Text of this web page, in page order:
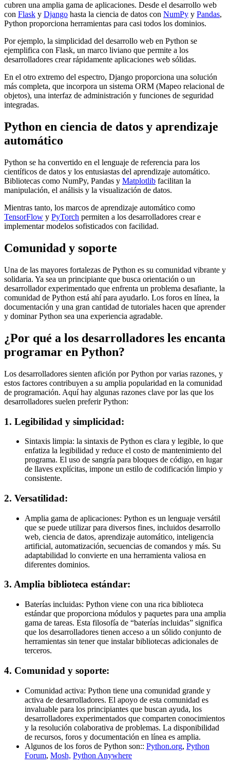
cubren una amplia gama de aplicaciones. Desde el desarrollo web
con Flask y Django hasta la ciencia de datos con NumPy y Pandas,
Python proporciona herramientas para casi todos los dominios.
Por ejemplo, la simplicidad del desarrollo web en Python se
ejemplifica con Flask, un marco liviano que permite a los
desarrolladores crear rápidamente aplicaciones web sólidas.
En el otro extremo del espectro, Django proporciona una solución
más completa, que incorpora un sistema ORM (Mapeo relacional de
objetos), una interfaz de administración y funciones de seguridad
integradas.
Python en ciencia de datos y aprendizaje
automático
Python se ha convertido en el lenguaje de referencia para los
científicos de datos y los entusiastas del aprendizaje automático.
Bibliotecas como NumPy, Pandas y Matplotlib facilitan la
manipulación, el análisis y la visualización de datos.
Mientras tanto, los marcos de aprendizaje automático como
TensorFlow y PyTorch permiten a los desarrolladores crear e
implementar modelos sofisticados con facilidad.
Comunidad y soporte
Una de las mayores fortalezas de Python es su comunidad vibrante y
solidaria. Ya sea un principiante que busca orientación o un
desarrollador experimentado que enfrenta un problema desafiante, la
comunidad de Python está ahí para ayudarlo. Los foros en línea, la
documentación y una gran cantidad de tutoriales hacen que aprender
y dominar Python sea una experiencia agradable.
¿Por qué a los desarrolladores les encanta
programar en Python?
Los desarrolladores sienten afición por Python por varias razones, y
estos factores contribuyen a su amplia popularidad en la comunidad
de programación. Aquí hay algunas razones clave por las que los
desarrolladores suelen preferir Python:
1. Legibilidad y simplicidad:
Sintaxis limpia: la sintaxis de Python es clara y legible, lo que
enfatiza la legibilidad y reduce el costo de mantenimiento del
programa. El uso de sangría para bloques de código, en lugar
de llaves explícitas, impone un estilo de codificación limpio y
consistente.
2. Versatilidad:
Amplia gama de aplicaciones: Python es un lenguaje versátil
que se puede utilizar para diversos fines, incluidos desarrollo
web, ciencia de datos, aprendizaje automático, inteligencia
artificial, automatización, secuencias de comandos y más. Su
adaptabilidad lo convierte en una herramienta valiosa en
diferentes dominios.
3. Amplia biblioteca estándar:
Baterías incluidas: Python viene con una rica biblioteca
estándar que proporciona módulos y paquetes para una amplia
gama de tareas. Esta filosofía de “baterías incluidas” significa
que los desarrolladores tienen acceso a un sólido conjunto de
herramientas sin tener que instalar bibliotecas adicionales de
terceros.
4. Comunidad y soporte:
Comunidad activa: Python tiene una comunidad grande y
activa de desarrolladores. El apoyo de esta comunidad es
invaluable para los principiantes que buscan ayuda, los
desarrolladores experimentados que comparten conocimientos
y la resolución colaborativa de problemas. La disponibilidad
de recursos, foros y documentación en línea es amplia.
Algunos de los foros de Python son:: Python.org, Python
Forum, Mosh, Python Anywhere